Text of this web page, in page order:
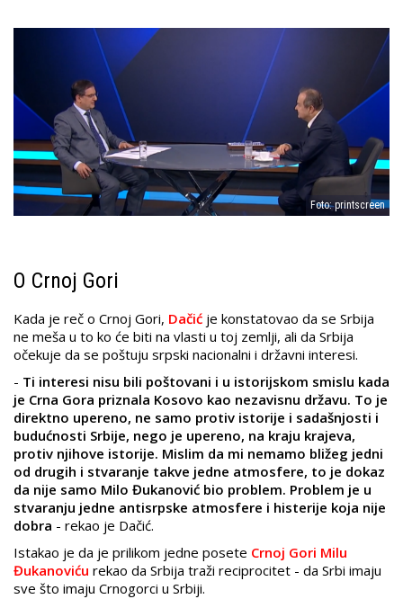
Foto: printscreen
O Crnoj Gori
Kada je reč o Crnoj Gori, Dačić je konstatovao da se Srbija
ne meša u to ko će biti na vlasti u toj zemlji, ali da Srbija
očekuje da se poštuju srpski nacionalni i državni interesi.
- Ti interesi nisu bili poštovani i u istorijskom smislu kada
je Crna Gora priznala Kosovo kao nezavisnu državu. To je
direktno upereno, ne samo protiv istorije i sadašnjosti i
budućnosti Srbije, nego je upereno, na kraju krajeva,
protiv njihove istorije. Mislim da mi nemamo bližeg jedni
od drugih i stvaranje takve jedne atmosfere, to je dokaz
da nije samo Milo Đukanović bio problem. Problem je u
stvaranju jedne antisrpske atmosfere i histerije koja nije
dobra - rekao je Dačić.
Istakao je da je prilikom jedne posete Crnoj Gori Milu
Đukanoviću rekao da Srbija traži reciprocitet - da Srbi imaju
sve što imaju Crnogorci u Srbiji.